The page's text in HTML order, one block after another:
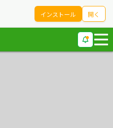
インストール 開く